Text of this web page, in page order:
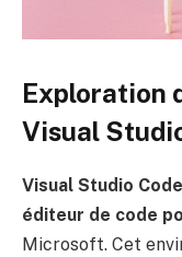
Exploration
Visual
Visual Studio Code
éditeur de code
Microsoft. Cet